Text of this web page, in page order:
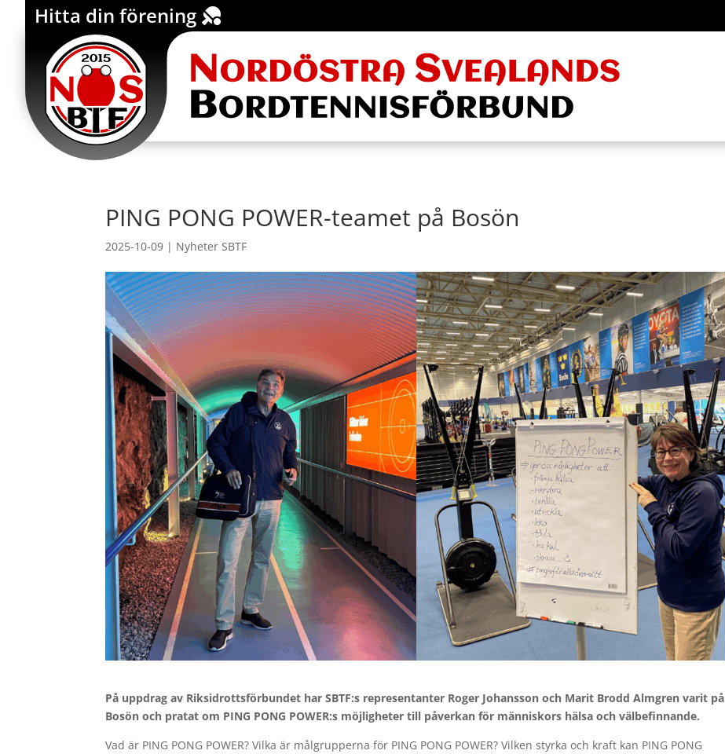
Hitta din förening
Click Here
PING PONG POWER-teamet på Bosön
2025-10-09 | Nyheter SBTF
På uppdrag av Riksidrottsförbundet har SBTF:s representanter Roger Johansson och Marit Brodd Almgren varit på
Bosön och pratat om PING PONG POWER:s möjligheter till påverkan för människors hälsa och välbefinnande.
Vad är PING PONG POWER? Vilka är målgrupperna för PING PONG POWER? Vilken styrka och kraft kan PING PONG